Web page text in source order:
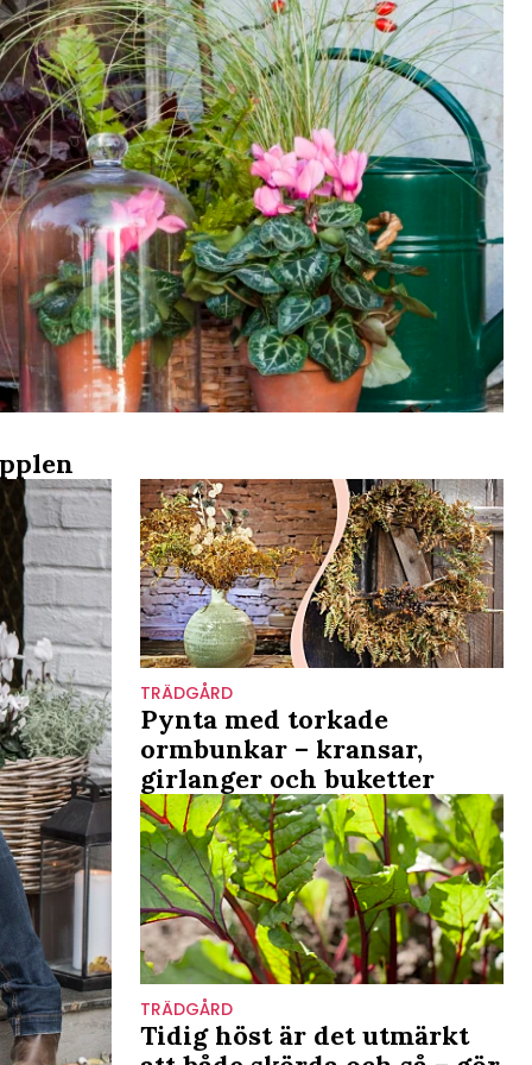
TRÄDGÅRD
Pynta med torkade
ormbunkar – kransar,
girlanger och buketter
TRÄDGÅRD
Tidig höst är det utmärkt